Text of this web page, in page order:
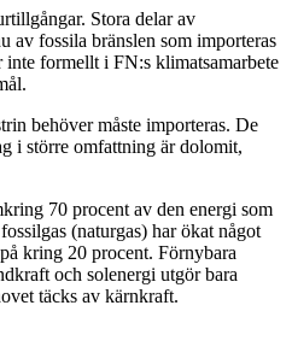
Stora delar av
av fossila bränslen som importeras
inte formellt i FN:s klimatsamarbete
behöver måste importeras. De
i större omfattning är dolomit,
70 procent av den energi som
(naturgas) har ökat något
kring 20 procent. Förnybara
och solenergi utgör bara
täcks av kärnkraft.